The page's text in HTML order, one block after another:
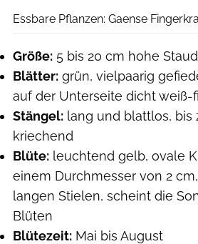
Essbare Pflanzen: Gaense
Größe: 5 bis 20 cm hohe
Blätter: grün, vielpaarig
auf der Unterseite dicht weiß-
Stängel: lang und blattlos, bis
kriechend
Blüte: leuchtend gelb, ovale
einem Durchmesser von 2
langen Stielen, scheint die
Blüten
Blütezeit: Mai bis August